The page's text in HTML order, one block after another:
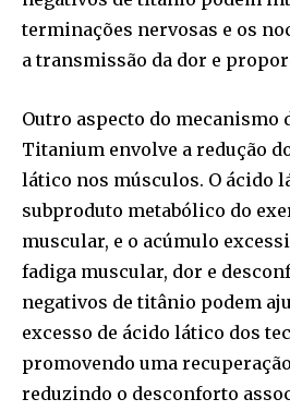
terminações nervosas e os
a transmissão da dor e
Outro aspecto do mecanismo
Titanium envolve a redução
lático nos músculos. O ácido
subproduto metabólico do
muscular, e o acúmulo
fadiga muscular, dor e
negativos de titânio podem
excesso de ácido lático dos
promovendo uma
reduzindo o desconforto